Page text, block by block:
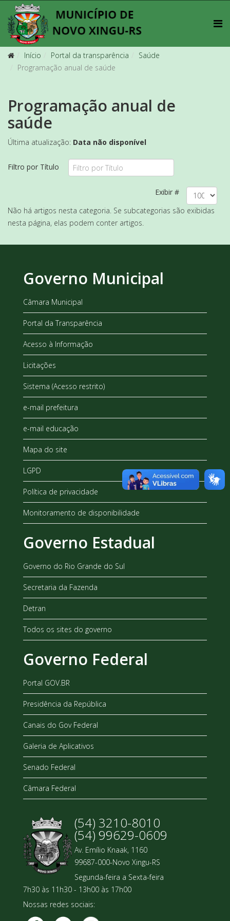
Início Portal da transparência
Saúde
Programação anual de saúde
Programação anual de
saúde
Última atualização: Data não disponível
Filtro por Título
Exibir #
Não há artigos nesta categoria. Se subcategorias são exibidas
nesta página, elas podem conter artigos.
Governo Municipal
Câmara Municipal
Portal da Transparência
Acesso à Informação
Licitações
Sistema (Acesso restrito)
e-mail prefeitura
e-mail educação
Mapa do site
LGPD
Política de privacidade
Monitoramento de disponibilidade
Governo Estadual
Governo do Rio Grande do Sul
Secretaria da Fazenda
Detran
Todos os sites do governo
Governo Federal
Portal GOV.BR
Presidência da República
Canais do Gov Federal
Galeria de Aplicativos
Senado Federal
Câmara Federal
(54) 3210-8010
(54) 99629-0609
Av. Emílio Knaak, 1160
99687-000-Novo Xingu-RS
Segunda-feira a Sexta-feira
7h30 às 11h30 - 13h00 às 17h00
Nossas redes sociais: